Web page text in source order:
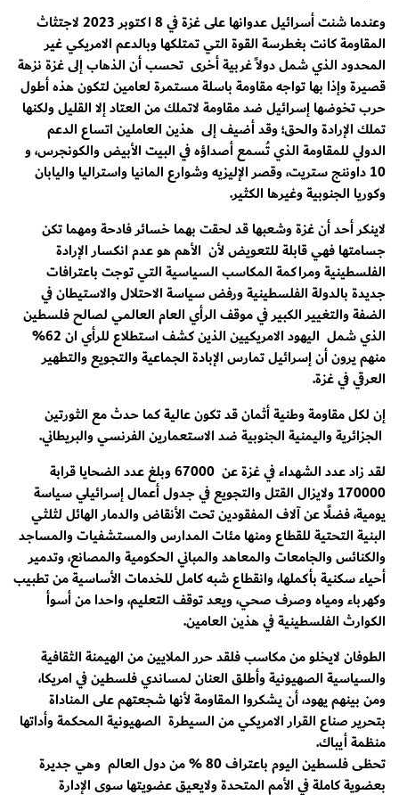
وعندما شنت أسرائيل عدوانها على غزة في 8 اكتوبر 2023 لاجتثاث
المقاومة كانت بغطرسة القوة التي تمتلكها وبالدعم الامريكي غير
المحدود الذي شمل دولاً غربية أخرى تحسب أن الذهاب إلى غزة نزهة
قصيرة وإذا بها تواجه مقاومة باسلة مستمرة لعامين لتكون هذه أطول
حرب تخوضها إسرائيل ضد مقاومة لاتملك من العتاد إلا القليل ولكنها
تملك الإرادة والحق؛ وقد أضيف إلى هذين العاملين اتساع الدعم
الدولي للمقاومة الذي تُسمع أصداؤه في البيت الأبيض والكونجرس، و
10 داوننج ستريت، وقصر الإليزيه وشوارع المانيا واستراليا واليابان
وكوريا الجنوبية وغيرها الكثير.
لاينكر أحد أن غزة وشعبها قد لحقت بهما خسائر فادحة ومهما تكن
جسامتها فهي قابلة للتعويض لأن الأهم هو عدم انكسار الإرادة
الفلسطينية ومراكمة المكاسب السياسية التي توجت باعترافات
جديدة بالدولة الفلسطينية ورفض سياسة الاحتلال والاستيطان في
الضفة والتغيير الكبير في موقف الرأي العام العالمي لصالح فلسطين
الذي شمل اليهود الامريكيين الذين كشف استطلاع للرأي ان 62%
منهم يرون أن إسرائيل تمارس الإبادة الجماعية والتجويع والتطهير
العرقي في غزة.
إن لكل مقاومة وطنية أثمان قد تكون عالية كما حدث مع الثورتين
الجزائرية واليمنية الجنوبية ضد الاستعمارين الفرنسي والبريطاني.
لقد زاد عدد الشهداء في غزة عن 67000 وبلغ عدد الضحايا قرابة
170000 ولايزال القتل والتجويع في جدول أعمال إسرائيلي سياسة
يومية، فضلًا عن آلاف المفقودين تحت الأنقاض والدمار الهائل لثلثي
البنية التحتية للقطاع ومنها مئات المدارس والمستشفيات والمساجد
والكنائس والجامعات والمعاهد والمباني الحكومية والمصانع، وتدمير
أحياء سكنية بأكملها، وانقطاع شبه كامل للخدمات الأساسية من تطبيب
وكهرباء ومياه وصرف صحي، ويعد توقف التعليم، واحدا من أسوأ
الكوارث الفلسطينية في هذين العامين.
الطوفان لايخلو من مكاسب فلقد حرر الملايين من الهيمنة الثقافية
والسياسية الصهيونية وأطلق العنان لمساندي فلسطين في امريكا،
ومن بينهم يهود، أن يشكروا المقاومة لأنها شجعتهم على المناداة
بتحرير صناع القرار الامريكي من السيطرة الصهيونية المحكمة وأداتها
منظمة أيباك.
تحظى فلسطين اليوم باعتراف 80 % من دول العالم وهي جديرة
بعضوية كاملة في الأمم المتحدة ولايعيق عضويتها سوى الإدارة